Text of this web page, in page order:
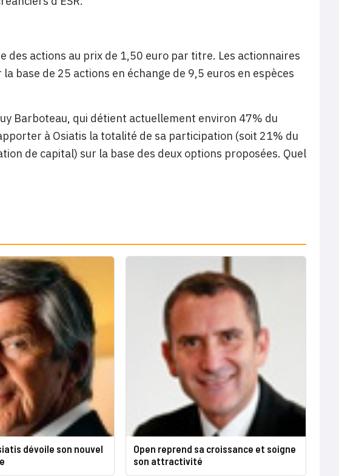
des actions au prix de 1,50 euro par titre. Les actionnaires
base de 25 actions en échange de 9,5 euros en espèces
Barboteau, qui détient actuellement environ 47% du
à Osiatis la totalité de sa participation (soit 21% du
de capital) sur la base des deux options proposées. Quel
dévoile son nouvel
Open reprend sa croissance et soigne
son attractivité